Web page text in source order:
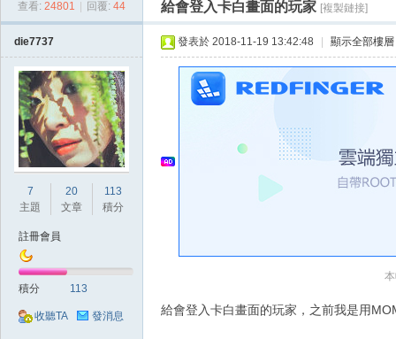
» › › ›
查看: 24801 回覆: 44 給會登入卡白畫面的玩家 [複製鏈接]
die7737
7
主題
20
文章
113
積分
註冊會員
積分 113
收聽TA 發消息
發表於 2018-11-19 13:42:48 顯示全部樓層
給會登入卡白畫面的玩家，之前我是用